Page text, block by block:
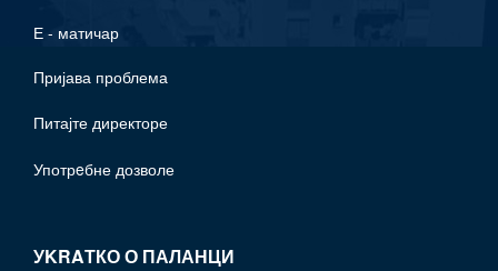
Е - матичар
Пријава проблема
Питајте директоре
Употрeбне дозволе
УKRAТКО О ПАЛАНЦИ